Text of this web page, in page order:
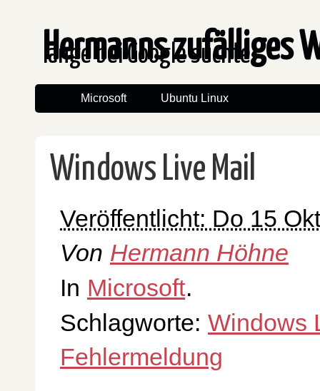
Hermanns zufälliges
lange bei Google suchte
Microsoft Ubuntu Linux
Windows Live Mail
Veröffentlicht: Do 15
Von Hermann Höhne
In Microsoft.
Schlagworte: Windows
Fehlermeldung